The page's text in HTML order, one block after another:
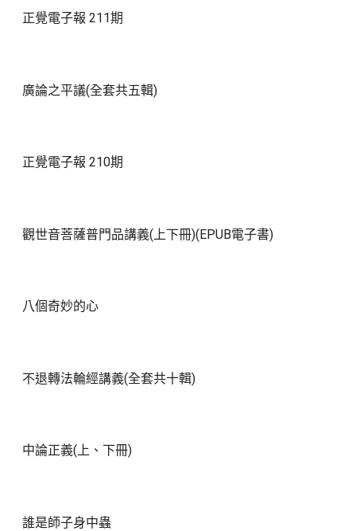
正覺電子報 211期
廣論之平議(全套共五輯)
正覺電子報 210期
觀世音菩薩普門品講義(上下冊)(EPUB電子書)
八個奇妙的心
不退轉法輪經講義(全套共十輯)
中論正義(上、下冊)
誰是師子身中蟲